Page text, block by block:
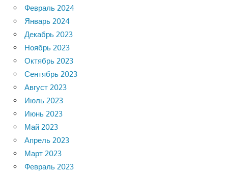
Февраль 2024
Январь 2024
Декабрь 2023
Ноябрь 2023
Октябрь 2023
Сентябрь 2023
Август 2023
Июль 2023
Июнь 2023
Май 2023
Апрель 2023
Март 2023
Февраль 2023